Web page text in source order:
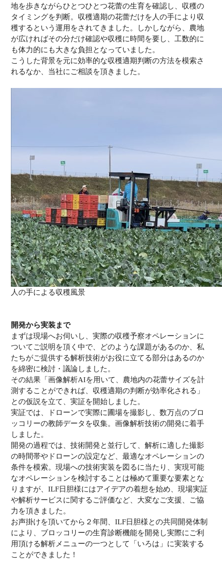
地を歩きながらひとつひとつ花蕾の生育を確認し、収穫の
タイミングを判断。収穫適期の花蕾だけを人の手により収
穫するという運用をされてきました。しかしながら、農地
が広ければその分だけ確認や収穫に時間を要し、工数的に
も体力的にも大きな負担となっていました。
こうした背景を元に効率的な収穫適期判断の方法を模索さ
れるなか、当社にご相談を頂きました。
人の手による収穫風景
開発から実装まで
まずは現場へお伺いし、実際の収穫予察オペレーションに
ついてご説明を頂く中で、どのような課題があるのか、私
たちがご提供する解析技術がお役に立てる部分はあるのか
を綿密に検討・議論しました。
その結果「画像解析AIを用いて、農地内の花蕾サイズを計
測することができれば、収穫適期の判断が効率化される」
との仮説を立て、実証を開始しました。
実証では、ドローンで実際に圃場を撮影し、数万点のブロ
ッコリーの教師データを収集。画像解析技術の開発に着手
しました。
開発の過程では、技術開発と並行して、解析に適した撮影
の時間帯やドローンの設定など、最適なオペレーションの
条件を模索。現場への技術実装を図るに当たり、実現可能
なオペレーションを検討することは極めて重要な要素とな
りますが、ILF日胆様にはアイデアの着想を始め、現場実証
や解析サービスに関するご評価など、大変なご支援、ご協
力を頂きました。
お声掛けを頂いてから２年間、ILF日胆様との共同開発体制
により、ブロッコリーの生育診断機能を開発し実際にご利
用頂ける解析メニューの一つとして「いろは」に実装する
ことができました！